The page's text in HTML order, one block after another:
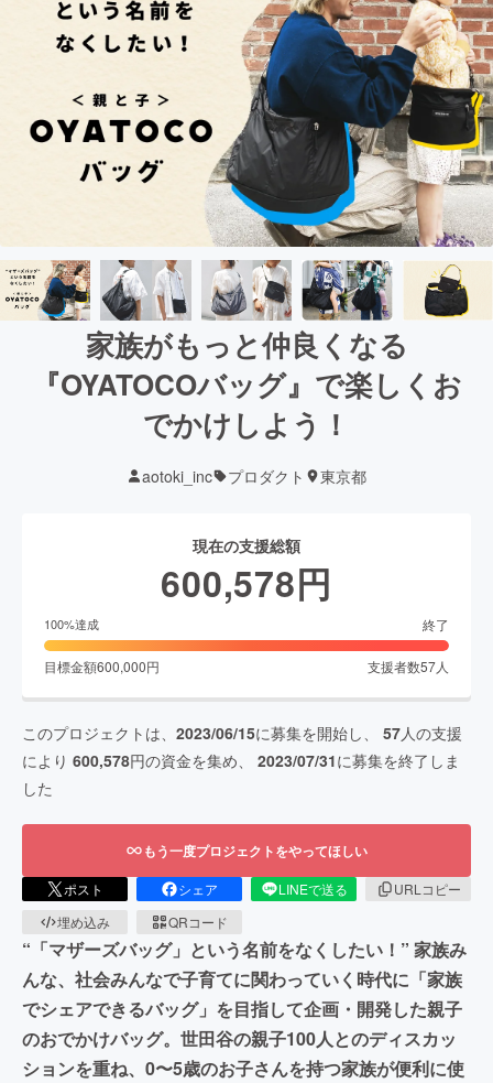
家族がもっと仲良くなる
『OYATOCOバッグ』で楽しくお
でかけしよう！
aotoki_inc プロダクト 東京都
現在の支援総額
600,578円
100%達成 終了
目標金額600,000円 支援者数57人
このプロジェクトは、 2023/06/15に募集を開始し、 57人の支援
により 600,578円の資金を集め、 2023/07/31に募集を終了しま
した
もう一度プロジェクトをやってほしい
ポスト シェア LINEで送る
URLコピー
埋め込み
QRコード
“「マザーズバッグ」という名前をなくしたい！” 家族み
んな、社会みんなで子育てに関わっていく時代に「家族
でシェアできるバッグ」を目指して企画・開発した親子
のおでかけバッグ。世田谷の親子100人とのディスカッ
ションを重ね、0〜5歳のお子さんを持つ家族が便利に使